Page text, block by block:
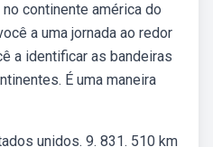
continente américa do
a uma jornada ao redor
a identificar as bandeiras
É uma maneira
unidos. 9. 831. 510 km